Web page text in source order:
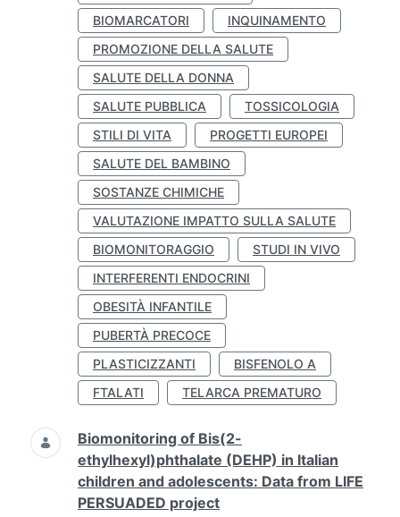
BIOMARCATORI
INQUINAMENTO
PROMOZIONE DELLA SALUTE
SALUTE DELLA DONNA
SALUTE PUBBLICA
TOSSICOLOGIA
STILI DI VITA
PROGETTI EUROPEI
SALUTE DEL BAMBINO
SOSTANZE CHIMICHE
VALUTAZIONE IMPATTO SULLA SALUTE
BIOMONITORAGGIO
STUDI IN VIVO
INTERFERENTI ENDOCRINI
OBESITÀ INFANTILE
PUBERTÀ PRECOCE
PLASTICIZZANTI
BISFENOLO A
FTALATI
TELARCA PREMATURO
Biomonitoring of Bis(2-
ethylhexyl)phthalate (DEHP) in Italian
children and adolescents: Data from LIFE
PERSUADED project